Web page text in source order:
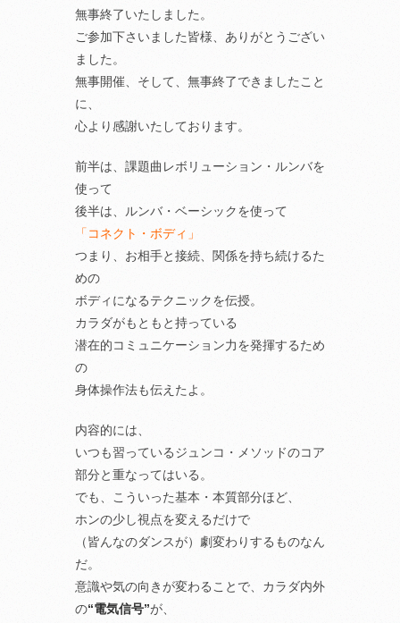
無事終了いたしました。
ご参加下さいました皆様、ありがとうござい
ました。
無事開催、そして、無事終了できましたこと
に、
心より感謝いたしております。
前半は、課題曲レボリューション・ルンバを
使って
後半は、ルンバ・ベーシックを使って
「コネクト・ボディ」
つまり、お相手と接続、関係を持ち続けるた
めの
ボディになるテクニックを伝授。
カラダがもともと持っている
潜在的コミュニケーション力を発揮するため
の
身体操作法も伝えたよ。
内容的には、
いつも習っているジュンコ・メソッドのコア
部分と重なってはいる。
でも、こういった基本・本質部分ほど、
ホンの少し視点を変えるだけで
（皆んなのダンスが）劇変わりするものなん
だ。
意識や気の向きが変わることで、カラダ内外
の“電気信号”が、